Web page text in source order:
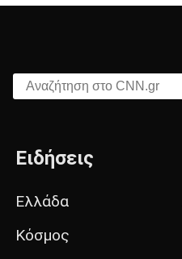
Αναζήτηση στο CNN.gr
Ειδήσεις
Ελλάδα
Κόσμος